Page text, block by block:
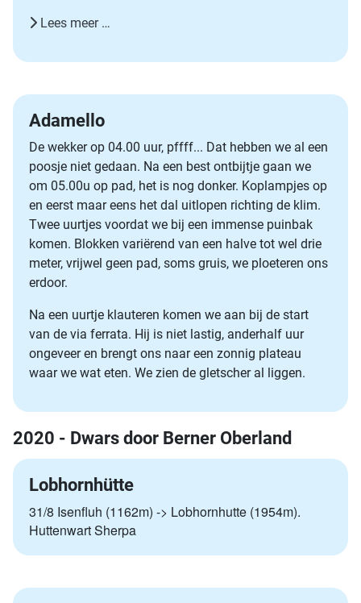
Lees meer …
Adamello
De wekker op 04.00 uur, pffff... Dat hebben we al een
poosje niet gedaan. Na een best ontbijtje gaan we
om 05.00u op pad, het is nog donker. Koplampjes op
en eerst maar eens het dal uitlopen richting de klim.
Twee uurtjes voordat we bij een immense puinbak
komen. Blokken variërend van een halve tot wel drie
meter, vrijwel geen pad, soms gruis, we ploeteren ons
erdoor.
Na een uurtje klauteren komen we aan bij de start
van de via ferrata. Hij is niet lastig, anderhalf uur
ongeveer en brengt ons naar een zonnig plateau
waar we wat eten. We zien de gletscher al liggen.
2020 - Dwars door Berner Oberland
Lobhornhütte
31/8 Isenfluh (1162m) -> Lobhornhutte (1954m).
Huttenwart Sherpa